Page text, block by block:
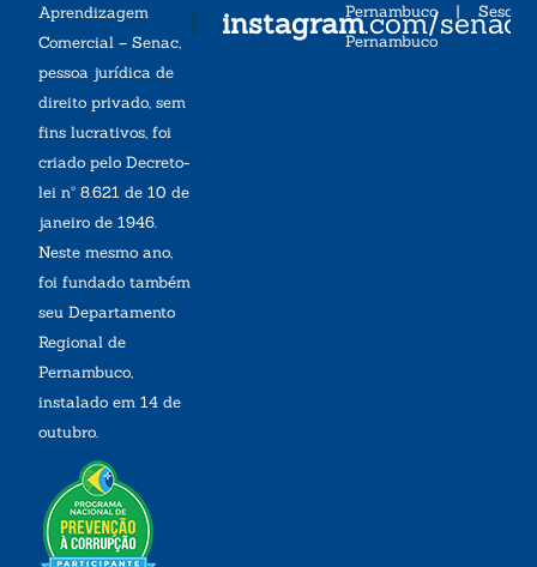
Aprendizagem
Comercial – Senac,
pessoa jurídica de
direito privado, sem
fins lucrativos, foi
criado pelo Decreto-
lei nº 8.621 de 10 de
janeiro de 1946.
Neste mesmo ano,
foi fundado também
seu Departamento
Regional de
Pernambuco,
instalado em 14 de
outubro.
instagram.com/
Pernambuco| Sesc
Pernambuco